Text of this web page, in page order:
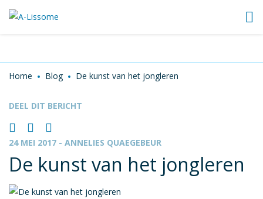
Outplacement
Employee assistance program
Loopbaanplatform
Home Blog De kunst van het jongleren
DEEL DIT BERICHT
24 MEI 2017 - ANNELIES QUAEGEBEUR
De kunst van het jongleren